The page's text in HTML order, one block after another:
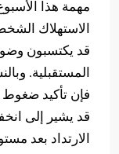
مهمة هذا
الاستهلاك
قد يكتسبون
المستقبلية.
قد يشير إلى